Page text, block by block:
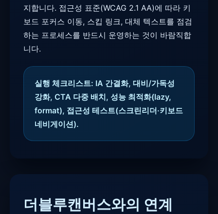
지합니다. 접근성 표준(WCAG 2.1 AA)에 따라 키
보드 포커스 이동, 스킵 링크, 대체 텍스트를 점검
하는 프로세스를 반드시 운영하는 것이 바람직합
니다.
실행 체크리스트: IA 간결화, 대비/가독성
강화, CTA 다중 배치, 성능 최적화(lazy,
format), 접근성 테스트(스크린리더·키보드
네비게이션).
더블루캔버스와의 연계